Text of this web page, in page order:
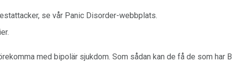
se vår Panic Disorder-webbplats.
med bipolär sjukdom. Som sådan kan de få de som har